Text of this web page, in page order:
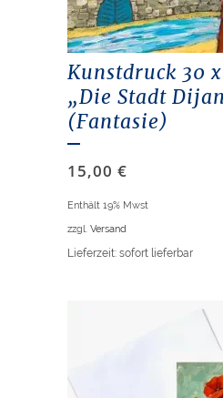
Kunstdruck 30
„Die Stadt
(Fantasie)
15,00 €
Enthält 19% Mwst
zzgl. Versand
Lieferzeit: sofort lieferbar